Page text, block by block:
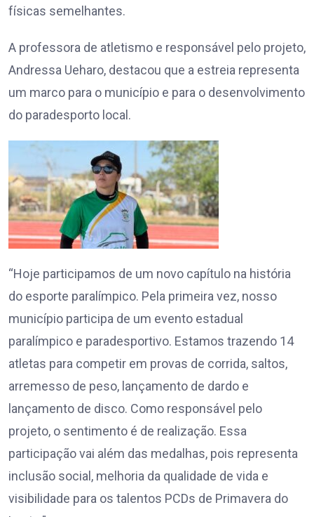
físicas semelhantes.
A professora de atletismo e responsável pelo projeto,
Andressa Ueharo, destacou que a estreia representa
um marco para o município e para o desenvolvimento
do paradesporto local.
“Hoje participamos de um novo capítulo na história
do esporte paralímpico. Pela primeira vez, nosso
município participa de um evento estadual
paralímpico e paradesportivo. Estamos trazendo 14
atletas para competir em provas de corrida, saltos,
arremesso de peso, lançamento de dardo e
lançamento de disco. Como responsável pelo
projeto, o sentimento é de realização. Essa
participação vai além das medalhas, pois representa
inclusão social, melhoria da qualidade de vida e
visibilidade para os talentos PCDs de Primavera do